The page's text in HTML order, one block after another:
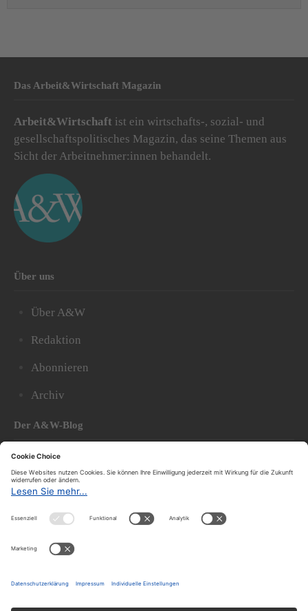
Das Arbeit&Wirtschaft Magazin
Arbeit&Wirtschaft ist ein wirtschafts-, sozial- und
gesellschaftspolitisches Magazin, das seine Themen aus
Sicht der Arbeitnehmer:innen behandelt.
Über uns
Über A&W
Redaktion
Abonnieren
Archiv
Der A&W-Blog
DerA&W-Blog
hat sich in den vergangenen Jahren zu einem der
bedeutendsten politischen Blogs in Österreich
entwickelt.